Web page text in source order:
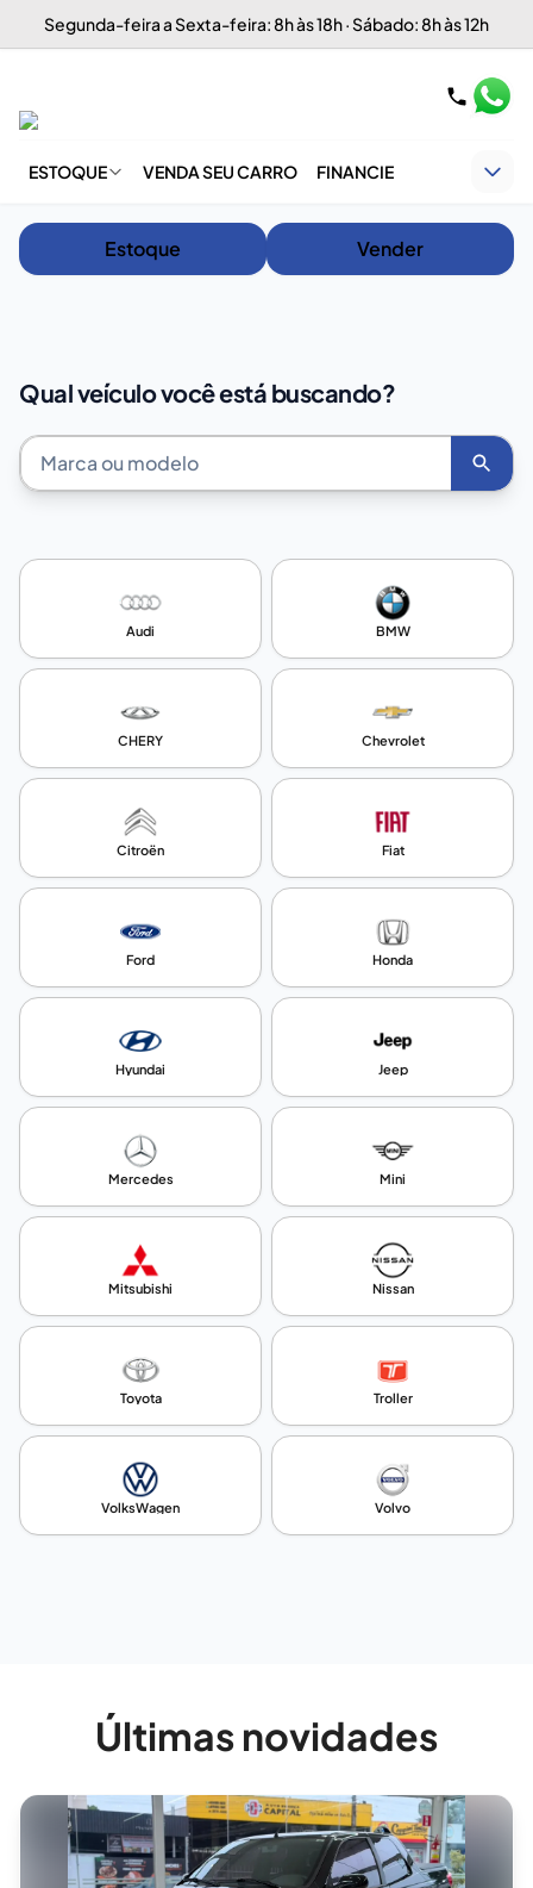
Segunda-feira a Sexta-feira: 8h às 18h · Sábado: 8h às 12h
ESTOQUE VENDA SEU CARRO FINANCIE
Estoque Vender
Qual veículo você está buscando?
Audi BMW
CHERY Chevrolet
Citroën Fiat
Ford Honda
Hyundai Jeep
Mercedes Mini
Mitsubishi Nissan
Toyota Troller
VolksWagen Volvo
Últimas novidades